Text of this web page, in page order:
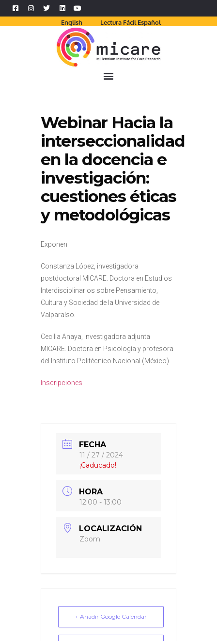
English Lectura Fácil Español
Webinar Hacia la
interseccionalidad
en la docencia e
investigación:
cuestiones éticas
y metodológicas
Exponen
Constanza López, investigadora
postdoctoral MICARE. Doctora en Estudios
Interdisciplinarios sobre Pensamiento,
Cultura y Sociedad de la Universidad de
Valparaíso.
Cecilia Anaya, Investigadora adjunta
MICARE. Doctora en Psicología y profesora
del Instituto Politécnico Nacional (México).
Inscripciones
FECHA
11 / 27 / 2024
¡Caducado!
HORA
12:00 - 13:00
LOCALIZACIÓN
Zoom
+ Añadir Google Calendar